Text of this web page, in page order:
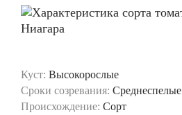
Куст: Высокорослые
Сроки созревания: Среднеспелые
Происхождение: Сорт